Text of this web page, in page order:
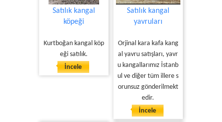
Satılık kangal
köpeği
Kurtboğan kangal köp
eği satılık.
İncele
Satılık kangal
yavruları
Orjinal kara kafa kang
al yavru satışları, yavr
u kangallarımız İstanb
ul ve diğer tüm illere s
orunsuz gönderilmekt
edir.
İncele